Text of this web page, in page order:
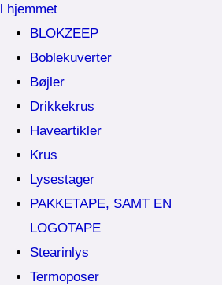
hjemmet
BLOKZEEP
Boblekuverter
Bøjler
Drikkekrus
Haveartikler
Krus
Lysestager
PAKKETAPE, SAMT EN
LOGOTAPE
Stearinlys
Termoposer